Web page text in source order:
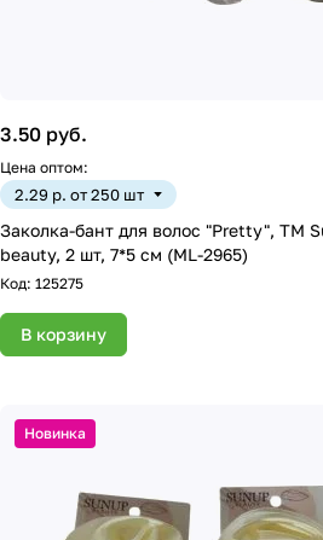
3.50 руб.
Цена оптом:
2.29 р. от 250 шт
Заколка-бант для волос "Pretty", ТМ
beauty, 2 шт, 7*5 см (ML-2965)
Код: 125275
В корзину
Новинка